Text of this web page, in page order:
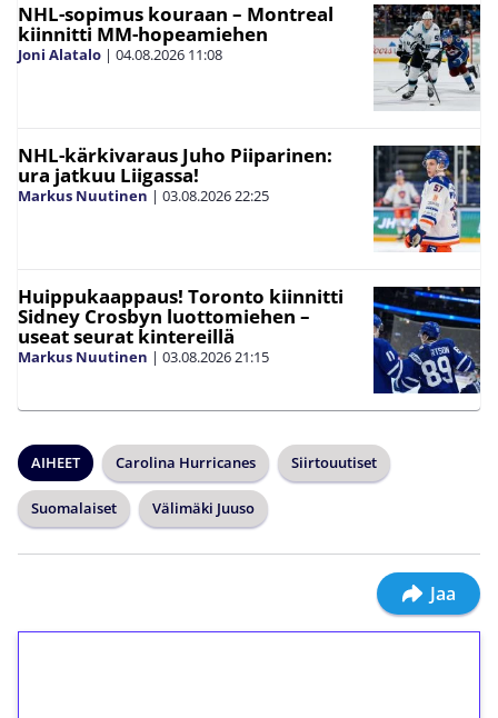
NHL-sopimus kouraan – Montreal
kiinnitti MM-hopeamiehen
Joni Alatalo | 04.08.2026 11:08
NHL-kärkivaraus Juho Piiparinen:
ura jatkuu Liigassa!
Markus Nuutinen | 03.08.202622:25
Huippukaappaus! Toronto kiinnitti
Sidney Crosbyn luottomiehen –
useat seurat kintereillä
Markus Nuutinen | 03.08.202621:15
AIHEET Carolina Hurricanes Siirtouutiset
Suomalaiset Välimäki Juuso
Jaa